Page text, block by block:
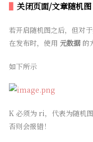
关闭页面/文章随机图
若开启随机图之后，但对
在发布时，使用 元数据的
如下所示
K 必须为 ri，代表为随机
否则会报错！